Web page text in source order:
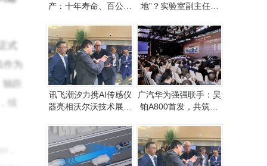
式
作为
距
续
产：十年寿命、百公里
新体验
地”？实验室副主任王
讯飞潮汐力携AI传感仪
器亮相沃尔沃技术展，
化升级
广汽华为强强联手：昊
铂A800首发，共筑L3